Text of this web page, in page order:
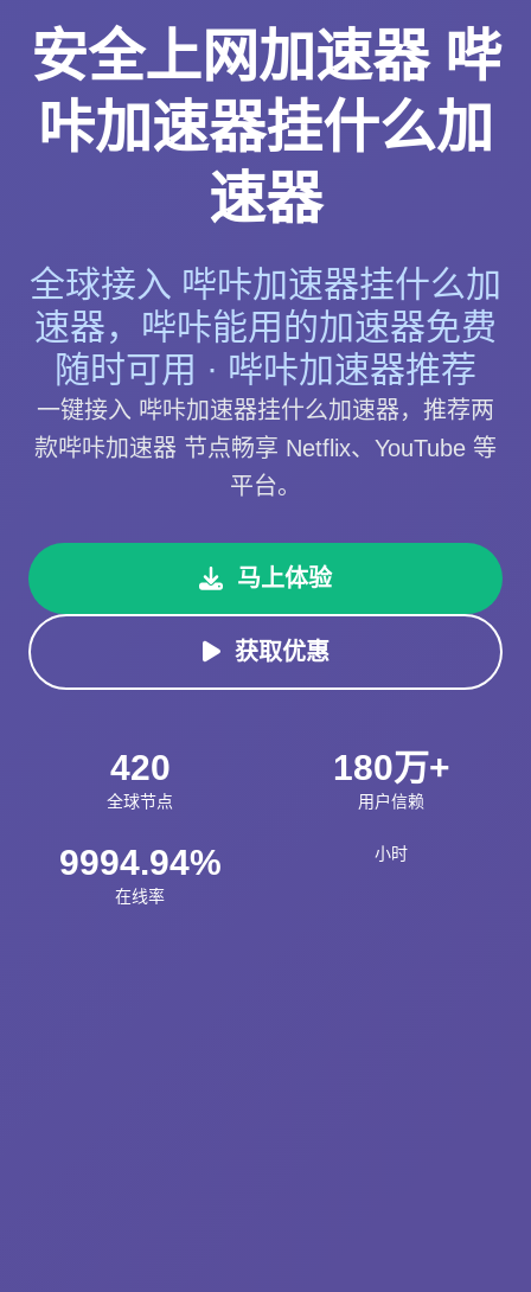
安全上网加速器 哔
咔加速器挂什么加
速器
全球接入 哔咔加速器挂什么加
速器，哔咔能用的加速器免费
随时可用 · 哔咔加速器推荐
一键接入 哔咔加速器挂什么加速器，推荐两
款哔咔加速器 节点畅享 Netflix、YouTube 等
平台。
马上体验
获取优惠
420
全球节点
180万+
用户信赖
9994.94%
在线率
小时